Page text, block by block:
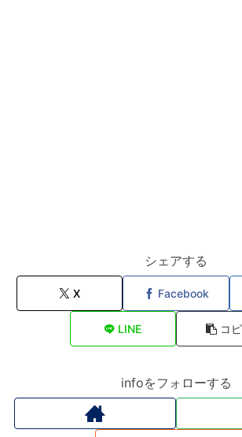
シェアする
X Facebook
LINE コ
infoをフォローする